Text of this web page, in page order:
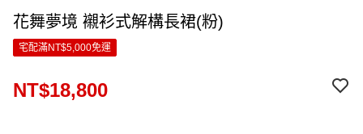
花舞夢境 襯衫式解構長裙(粉)
宅配滿NT$5,000免運
NT$18,800